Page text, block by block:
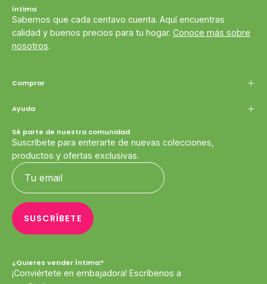
íntima
Sabemos que cada centavo cuenta. Aquí encuentras
calidad y buenos precios para tu hogar. Conoce más sobre
nosotros.
Comprar
Ayuda
Sé parte de nuestra comunidad
Suscríbete para enterarte de nuevas colecciones,
productos y ofertas exclusivas.
SUSCRÍBETE
¿Quieres vender Íntima?
¡Conviértete en embajadora! Escríbenos a